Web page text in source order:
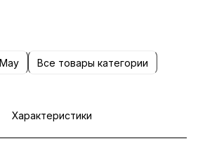
Все товары категории
Характеристики